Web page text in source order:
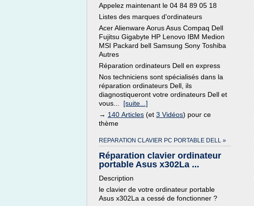
Appelez maintenant le 04 84 89 05 18
Listes des marques d'ordinateurs
Acer Alienware Aorus Asus Compaq Dell
Fujitsu Gigabyte HP Lenovo IBM Medion
MSI Packard bell Samsung Sony Toshiba
Autres
Réparation ordinateurs Dell en express
Nos techniciens sont spécialisés dans la
réparation ordinateurs Dell, ils
diagnostiqueront votre ordinateurs Dell et
vous... [suite...]
→ 140 Articles (et 3 Vidéos) pour ce
thème
REPARATION CLAVIER PC PORTABLE DELL »
Réparation clavier ordinateur
portable Asus x302La ...
Description
le clavier de votre ordinateur portable
Asus x302La a cessé de fonctionner ?